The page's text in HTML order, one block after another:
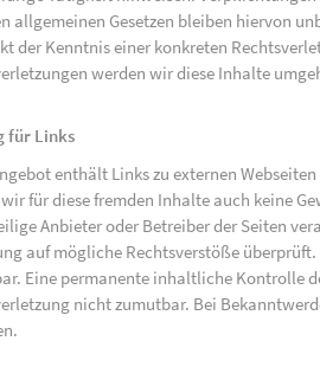
allgemeinen Gesetzen bleiben hiervon
der Kenntnis einer konkreten
werden wir diese Inhalte
für Links
enthält Links zu externen
für diese fremden Inhalte auch keine
Anbieter oder Betreiber der Seiten
auf mögliche Rechtsverstöße
Eine permanente inhaltliche Kontrolle
nicht zumutbar. Bei